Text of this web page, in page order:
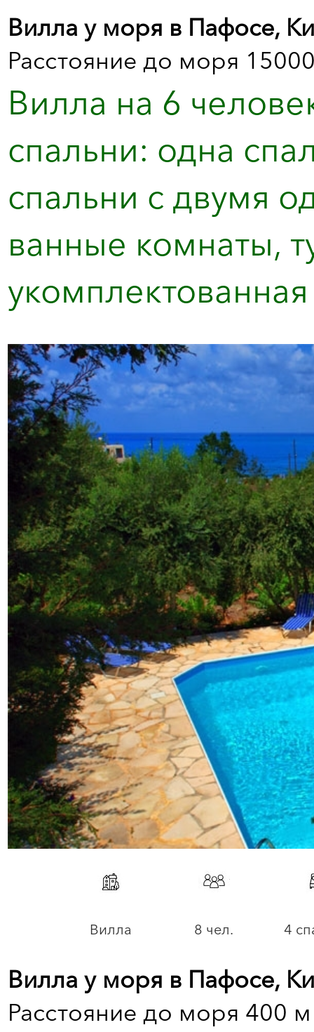
Вилла у моря в Пафосе,
Расстояние до моря
Вилла на 6
спальни: одна
спальни с двумя
ванные комнаты,
укомплектованная
Вилла 8 чел. 4
Вилла у моря в Пафосе,
Расстояние до моря 400 м